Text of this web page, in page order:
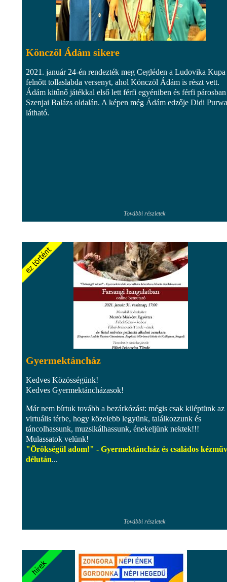
Könczöl Ádám sikere
2021. január 24-én rendezték meg Cegléden a Ludovika Kupa
felnőtt tollaslabda versenyt, ahol Könczöl Ádám is részt vett.
Ádám kitűnő játékkal első lett férfi egyéniben és férfi
Szenjai Balázs oldalán. A képen még Ádám edzője Didi
látható.
További részletek
Gyermektáncház
Kedves Közösségünk!
Kedves Gyermektáncházasok!
Már nem bírtuk tovább a bezárkózást: mégis csak kiléptünk az
virtuális térbe, hogy közelebb legyünk, találkozzunk és
táncolhassunk, muzsikálhassunk, énekeljünk nektek!!!
Mulassatok velünk!
"Örökségül adom!" - Gyermektáncház és családos
délután...
További részletek